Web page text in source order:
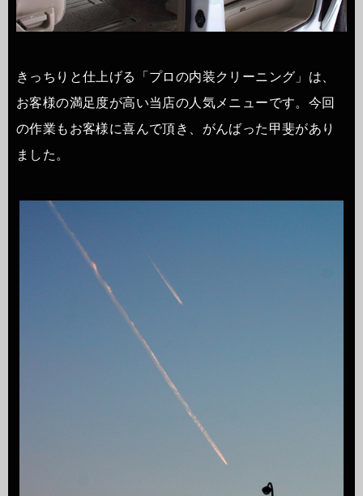
きっちりと仕上げる「プロの内装クリーニング」は、
お客様の満足度が高い当店の人気メニューです。今回
の作業もお客様に喜んで頂き、がんばった甲斐があり
ました。